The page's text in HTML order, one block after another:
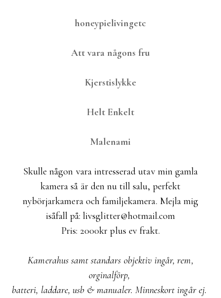
honeypielivingetc
Att vara någons fru
Kjerstislykke
Helt Enkelt
Malenami
Skulle någon vara intresserad utav min gamla
kamera så är den nu till salu, perfekt
nybörjarkamera och familjekamera. Mejla mig
isåfall på: livsglitter@hotmail.com
Pris: 2000kr plus ev frakt.
Kamerahus samt standars objektiv ingår, rem,
orginalförp,
batteri, laddare, usb & manualer. Minneskort ingår ej.